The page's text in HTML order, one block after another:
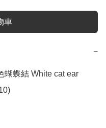
車
−
蝴蝶結 White cat ear